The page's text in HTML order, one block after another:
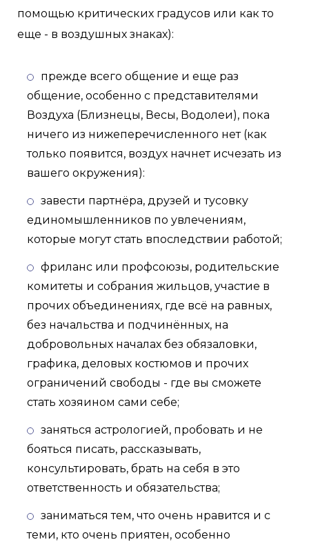
помощью критических градусов или как то
еще - в воздушных знаках):
прежде всего общение и еще раз
общение, особенно с представителями
Воздуха (Близнецы, Весы, Водолеи), пока
ничего из нижеперечисленного нет (как
только появится, воздух начнет исчезать из
вашего окружения):
завести партнёра, друзей и тусовку
единомышленников по увлечениям,
которые могут стать впоследствии работой;
фриланс или профсоюзы, родительские
комитеты и собрания жильцов, участие в
прочих объединениях, где всё на равных,
без начальства и подчинённых, на
добровольных началах без обязаловки,
графика, деловых костюмов и прочих
ограничений свободы - где вы сможете
стать хозяином сами себе;
заняться астрологией, пробовать и не
бояться писать, рассказывать,
консультировать, брать на себя в это
ответственность и обязательства;
заниматься тем, что очень нравится и с
теми, кто очень приятен, особенно